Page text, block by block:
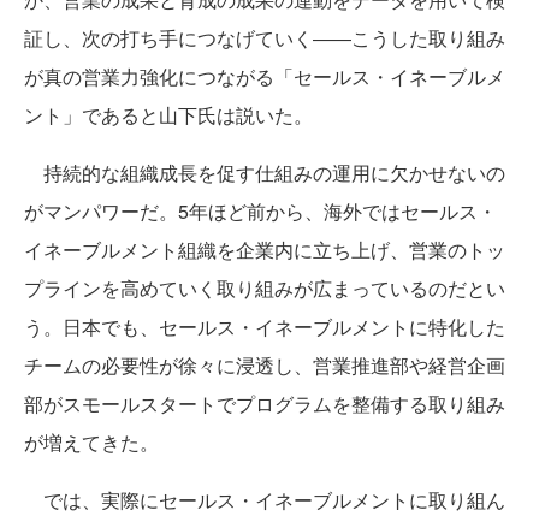
証し、次の打ち手につなげていく――こうした取り組み
が真の営業力強化につながる「セールス・イネーブルメ
ント」であると山下氏は説いた。
持続的な組織成長を促す仕組みの運用に欠かせないの
がマンパワーだ。5年ほど前から、海外ではセールス・
イネーブルメント組織を企業内に立ち上げ、営業のトッ
プラインを高めていく取り組みが広まっているのだとい
う。日本でも、セールス・イネーブルメントに特化した
チームの必要性が徐々に浸透し、営業推進部や経営企画
部がスモールスタートでプログラムを整備する取り組み
が増えてきた。
では、実際にセールス・イネーブルメントに取り組ん